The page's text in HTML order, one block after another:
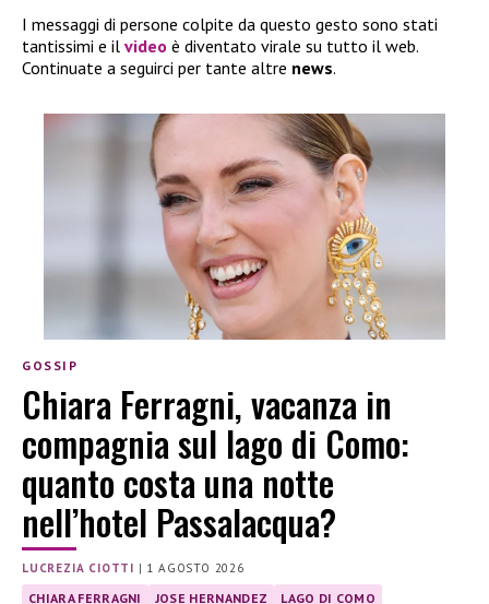
I messaggi di persone colpite da questo gesto sono stati
tantissimi e il video è diventato virale su tutto il web.
Continuate a seguirci per tante altre news.
GOSSIP
Chiara Ferragni, vacanza in
compagnia sul lago di Como:
quanto costa una notte
nell’hotel Passalacqua?
LUCREZIA CIOTTI | 1 AGOSTO 2026
CHIARA FERRAGNI JOSE HERNANDEZ LAGO DI COMO